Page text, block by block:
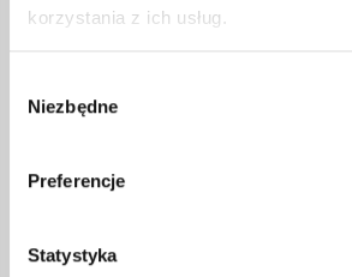
korzystania z ich usług.
zgody
Niezbędne
Preferencje
Statystyka